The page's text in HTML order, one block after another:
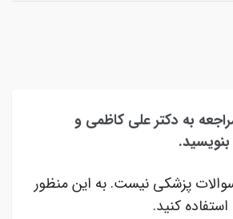
به دکتر علی کاظمی و
پزشکی نیست. به این منظور
کنید.